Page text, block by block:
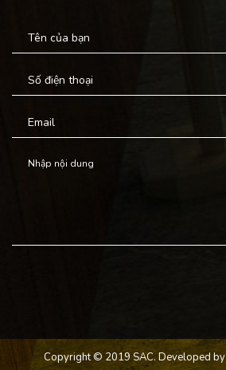
Copyright © 2019 SAC. Developed by